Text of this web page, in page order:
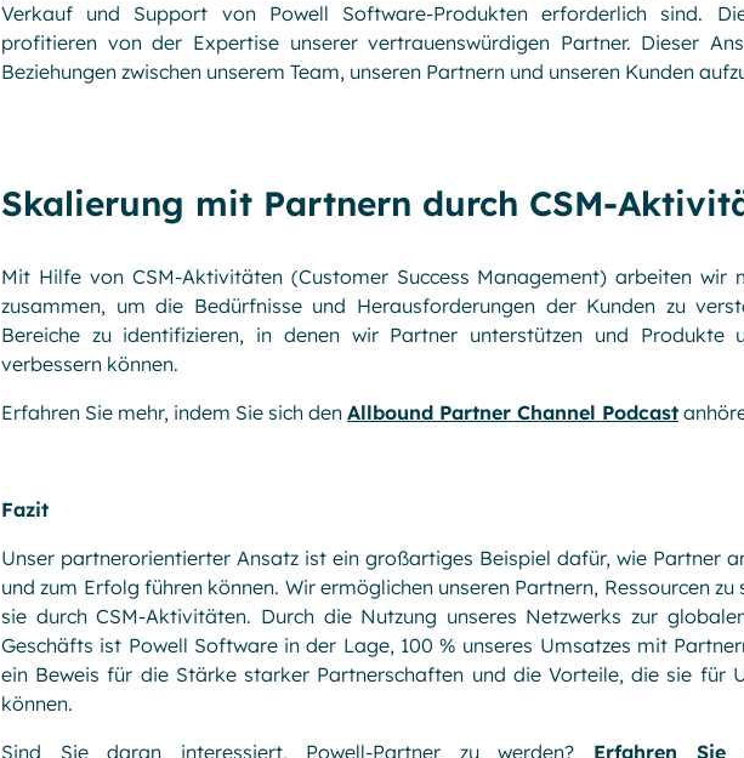
Verkauf und Support von Powell Software-Produkten erforderlich sind.
profitieren von der Expertise unserer vertrauenswürdigen Partner. Dieser
Beziehungen zwischen unserem Team, unseren Partnern und unseren Kunden
Skalierung mit Partnern durch CSM-
Mit Hilfe von CSM-Aktivitäten (Customer Success Management) arbeiten wir
zusammen, um die Bedürfnisse und Herausforderungen der Kunden zu
Bereiche zu identifizieren, in denen wir Partner unterstützen und Produkte
verbessern können.
Erfahren Sie mehr, indem Sie sich den Allbound Partner Channel Podcast
Fazit
Unser partnerorientierter Ansatz ist ein großartiges Beispiel dafür, wie Partner
und zum Erfolg führen können. Wir ermöglichen unseren Partnern, Ressourcen zu
sie durch CSM-Aktivitäten. Durch die Nutzung unseres Netzwerks zur
Geschäfts ist Powell Software in der Lage, 100 % unseres Umsatzes mit
ein Beweis für die Stärke starker Partnerschaften und die Vorteile, die sie für
können.
Sind Sie daran interessiert, Powell-Partner zu werden? Erfahren